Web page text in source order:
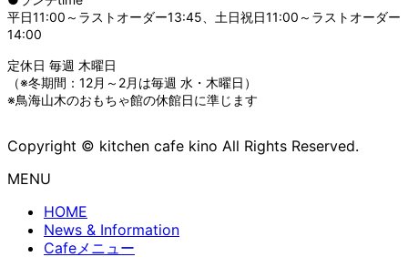
平日11:00～ラストオーダー13:45、土日祝日11:00～ラストオーダー
14:00
定休日 毎週 木曜日
（※冬期間：12月～2月は毎週 水・木曜日）
※鳥海山木のおもちゃ館の休館日に準じます
Copyright © kitchen cafe kino All Rights Reserved.
MENU
HOME
News & Information
Cafeメニュー